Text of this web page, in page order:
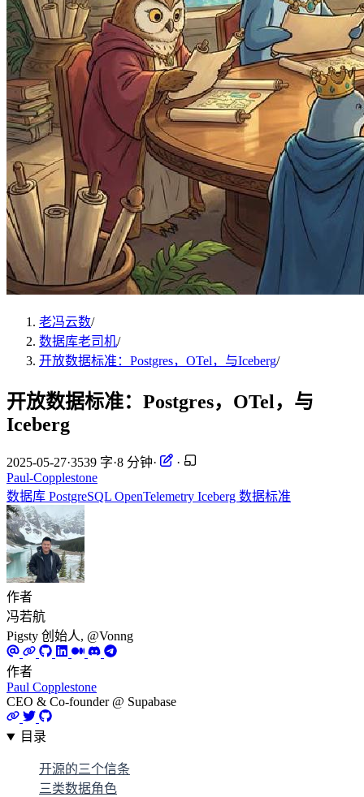
老冯云数/
数据库老司机/
开放数据标准：Postgres，OTel，与Iceberg/
开放数据标准：Postgres，OTel，与
Iceberg
2025-05-27·3539 字·8 分钟·
·
Paul-Copplestone
数据库 PostgreSQL OpenTelemetry Iceberg 数据标准
作者
冯若航
Pigsty 创始人, @Vonng
作者
Paul Copplestone
CEO & Co-founder @ Supabase
目录
开源的三个信条
三类数据角色